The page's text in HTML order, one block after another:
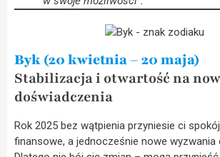
Byk (20 kwietnia – 20 maja)
Stabilizacja i otwartość na
doświadczenia
Rok 2025 bez wątpienia przyniesie ci
finansowe, a jednocześnie nowe wyzwania